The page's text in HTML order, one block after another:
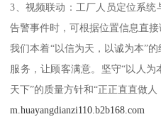
3、视频联动：工厂人员定位系
告警事件时，可根据位置信息直接
我们本着“以信为天，以诚为本”
服务，让顾客满意。坚守“以人
天下”的质量方针和“正正直直做人
m.huayangdianzi110.b2b168.com